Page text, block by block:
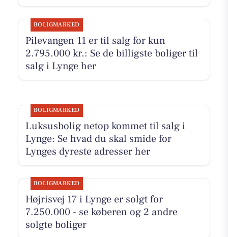
BOLIGMARKED
Pilevangen 11 er til salg for kun
2.795.000 kr.: Se de billigste boliger til
salg i Lynge her
BOLIGMARKED
Luksusbolig netop kommet til salg i
Lynge: Se hvad du skal smide for
Lynges dyreste adresser her
BOLIGMARKED
Højrisvej 17 i Lynge er solgt for
7.250.000 - se køberen og 2 andre
solgte boliger